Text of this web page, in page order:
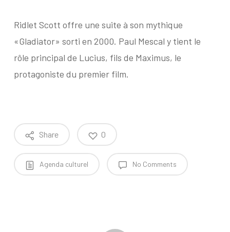
Ridlet Scott offre une suite à son mythique
«Gladiator» sorti en 2000. Paul Mescal y tient le
rôle principal de Lucius, fils de Maximus, le
protagoniste du premier film.
Share 0
Agenda culturel No Comments